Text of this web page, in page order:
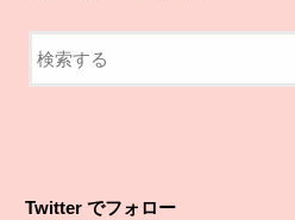
Twitter でフォロー